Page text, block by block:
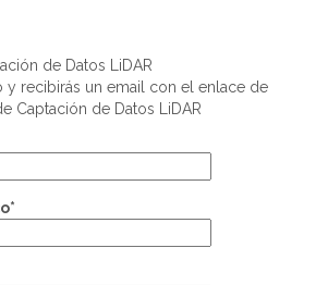
de Datos LiDAR
y recibirás un email con el enlace de
Captación de Datos LiDAR